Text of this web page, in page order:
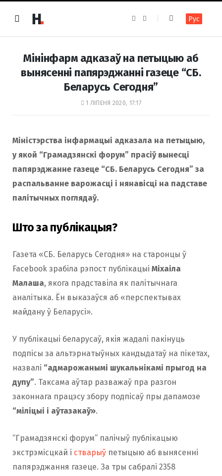
e
o
k
t
r
a
m
Рус
Мінінфарм адказаў на петыцыю аб
вынясенні папярэджанні газеце “СБ.
Беларусь Сегодня”
1 ЛІПЕНЯ 2020, 17:17
Міністэрства інфармацыі адказала на петыцыю,
у якой “Грамадзянскі форум” прасіў вынесці
папярэджанне газеце “СБ. Беларусь Сегодня” за
распальванне варожасці і нянавісці на падставе
палітычных поглядаў.
Што за публікацыя?
Газета «СБ. Беларусь Сегодня» на старонцы ў
Facebook зрабіла рэпост публікацыі Міхаіла
Малаша, якога прадставіла як палітычнага
аналітыка. Ён выказаўся аб «перспектывах
майдану ў Беларусі».
У публікацыі беларусаў, якія жадалі пакінуць
подпісы за альтэрнатыўных кандыдатаў на пікетах,
назвалі “адмарожанымі шукальнікамі прыгод на
дупу”. Таксама аўтар разважаў пра разгон
законнага працэсу збору подпісаў пры дапамозе
“міліцыі і аўтазакаў».
“Грамадзянскі форум” палічыў публікацыю
экстрэмісцкай і стварыў петыцыю аб вынясенні
папярэджання газеце. За тры сабралі 2358